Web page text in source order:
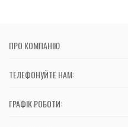
ПРО КОМПАНІЮ
ТЕЛЕФОНУЙТЕ НАМ:
ГРАФІК РОБОТИ: